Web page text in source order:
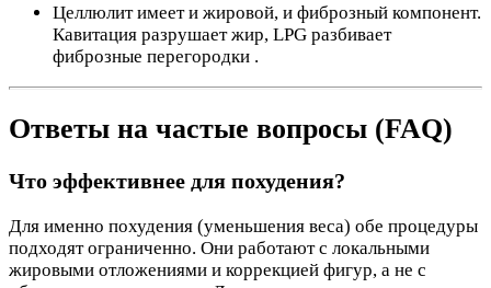
Целлюлит имеет и жировой, и фиброзный компонент.
Кавитация разрушает жир, LPG разбивает
фиброзные перегородки .
Ответы на частые вопросы (FAQ)
Что эффективнее для похудения?
Для именно похудения (уменьшения веса) обе процедуры
подходят ограниченно. Они работают с локальными
жировыми отложениями и коррекцией фигур, а не с